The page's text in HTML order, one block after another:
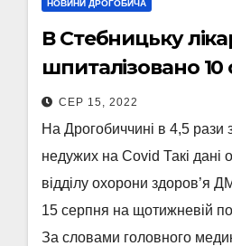
НОВИНИ ДРОГОБИЧА
В Стебницьку
шпиталізовано 10
СЕР 15, 2022
На Дрогобиччині в 4,5 рази
недужих на Covid Такі дані
відділу охорони здоров’я
15 серпня на щотижневій
За словами головного